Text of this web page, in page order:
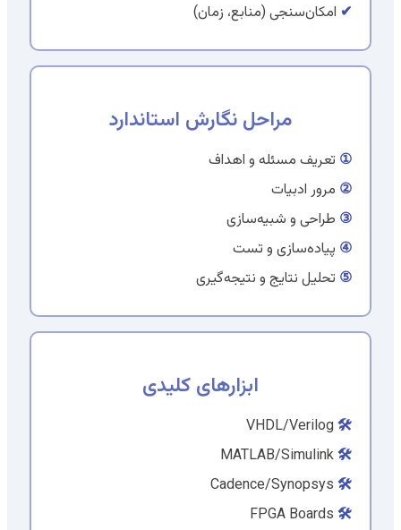
✔ امکان‌سنجی (منابع، زمان)
مراحل نگارش استاندارد
① تعریف مسئله و اهداف
② مرور ادبیات
③ طراحی و شبیه‌سازی
④ پیاده‌سازی و تست
⑤ تحلیل نتایج و نتیجه‌گیری
ابزارهای کلیدی
🛠️
🛠️
🛠️
🛠️